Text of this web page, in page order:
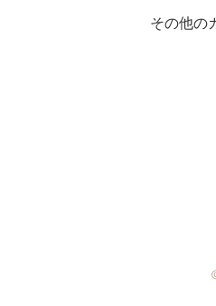
その他の